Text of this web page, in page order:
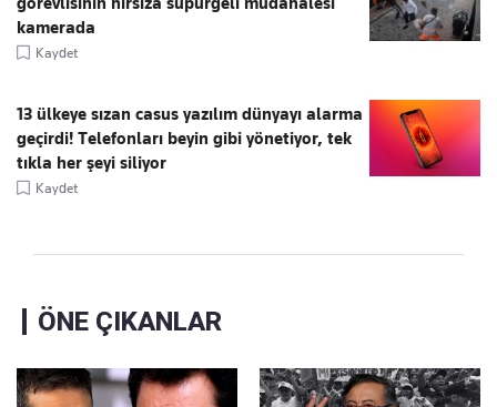
kamerada
Kaydet
13 ülkeye sızan casus yazılım dünyayı alarma
geçirdi! Telefonları beyin gibi yönetiyor, tek
tıkla her şeyi siliyor
Kaydet
ÖNE ÇIKANLAR